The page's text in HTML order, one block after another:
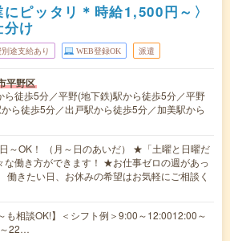
にピッタリ＊時給1,500円～〉
け
途支給あり WEB登録OK 派遣
平野区
ら徒歩5分／平野(地下鉄)駅から徒歩5分／平野
ら徒歩5分／出戸駅から徒歩5分／加美駅から
～OK！ （月～日のあいだ） ★「土曜と日曜だ
な働き方ができます！ ★お仕事ゼロの週があっ
働きたい日、お休みの希望はお気軽にご相談く
も相談OK!】＜シフト例＞9:00～12:0012:00～
22…